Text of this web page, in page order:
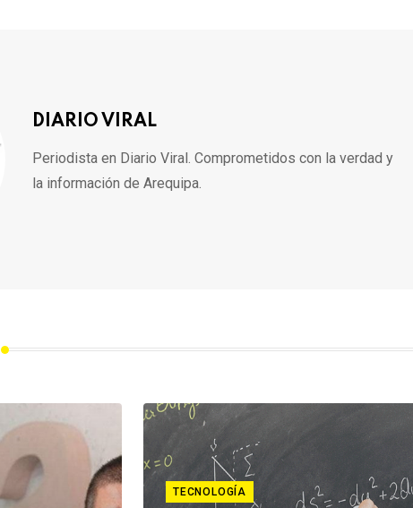
DIARIO VIRAL
Periodista en Diario Viral. Comprometidos con la verdad y
la información de Arequipa.
TECNOLOGÍA